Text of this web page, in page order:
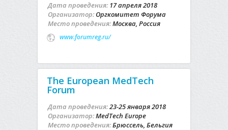
Дата проведения: 17 апреля 2018
Организатор: Оргкомитет Форума
Место проведения:Москва, Россия
www.forumreg.ru/
The European MedTech
Forum
Дата проведения:23-25 января 2018
Организатор:MedTech Europe
Место проведения:Брюссель, Бельгия